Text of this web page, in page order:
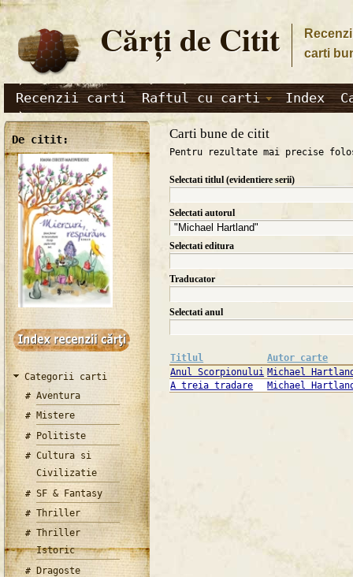
Cărţi de Citit
carti
Recenzii carti Raftul cu carti Index
De citit:
Categorii carti
Aventura
Mistere
Politiste
Cultura si
Civilizatie
SF & Fantasy
Thriller
Thriller
Istoric
Dragoste
Carti bune de citit
Pentru rezultate mai precise
Selectati titlul (evidentiere serii)
Selectati autorul
Selectati editura
Traducator
Selectati anul
Titlul
Autor carte
Anul Scorpionului Michael
A treia tradare
Michael